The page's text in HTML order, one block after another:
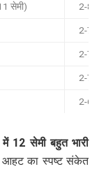
सेमी) 2-8
2-7
2-7
2-7
2-6
में 12 सेमी बहुत भारी
आहट का स्पष्ट संकेत